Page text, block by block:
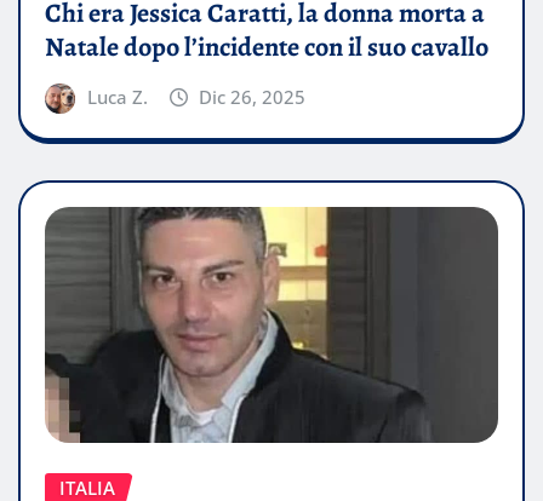
Chi era Jessica Caratti, la donna morta a
Natale dopo l’incidente con il suo cavallo
Luca Z. Dic 26, 2025
ITALIA